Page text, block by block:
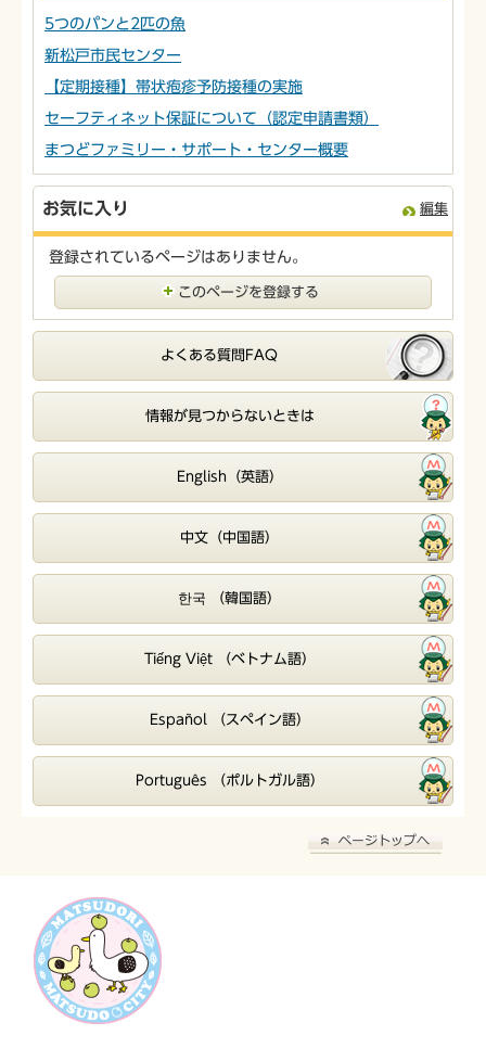
5つのパンと2匹の魚
新松戸市民センター
【定期接種】帯状疱疹予防接種の実施
セーフティネット保証について（認定申請書類）
まつどファミリー・サポート・センター概要
お気に入り 編集
登録されているページはありません。
このページを登録する
よくある質問FAQ
情報が見つからないときは
English（英語）
中文（中国語）
한국 （韓国語）
Tiếng Việt （ベトナム語）
Español （スペイン語）
Português （ポルトガル語）